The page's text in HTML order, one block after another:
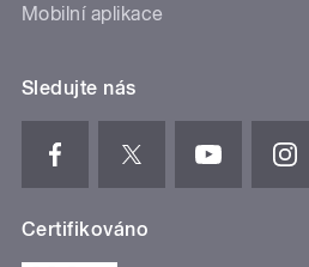
Mobilní aplikace
Sledujte nás
Certifikováno